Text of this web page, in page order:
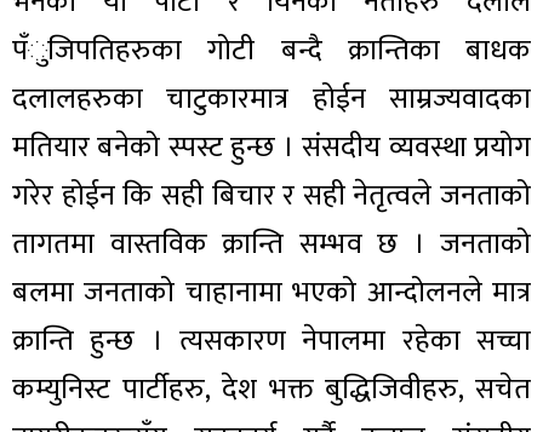
पँुजिपतिहरुका गोटी बन्दै क्रान्तिका बाधक
दलालहरुका चाटुकारमात्र होईन साम्रज्यवादका
मतियार बनेको स्पस्ट हुन्छ । संसदीय व्यवस्था प्रयोग
गरेर होईन कि सही बिचार र सही नेतृत्वले जनताको
तागतमा वास्तविक क्रान्ति सम्भव छ । जनताको
बलमा जनताको चाहानामा भएको आन्दोलनले मात्र
क्रान्ति हुन्छ । त्यसकारण नेपालमा रहेका सच्चा
कम्युनिस्ट पार्टीहरु, देश भक्त बुद्धिजिवीहरु, सचेत